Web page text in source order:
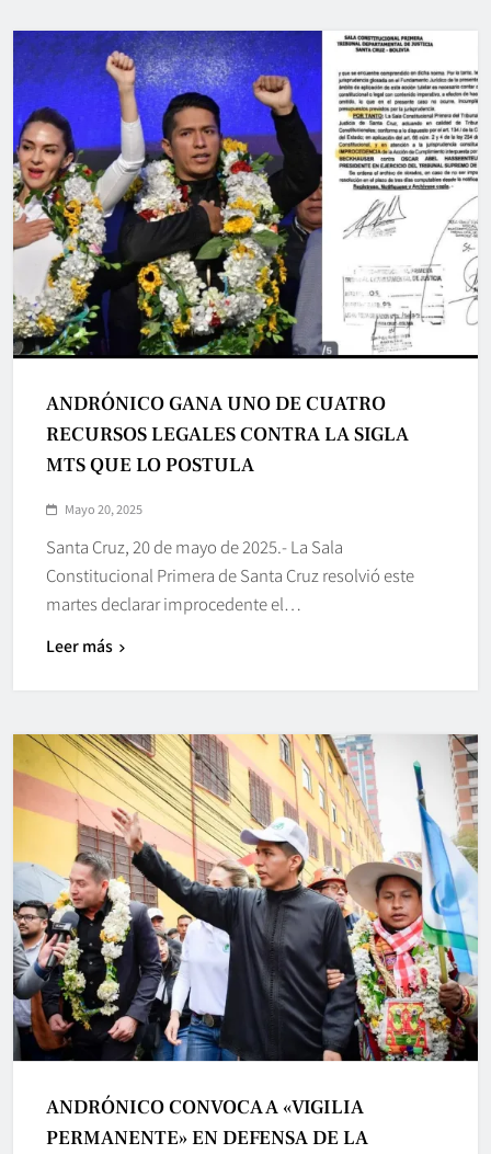
ANDRÓNICO GANA UNO DE CUATRO
RECURSOS LEGALES CONTRA LA SIGLA
MTS QUE LO POSTULA
Mayo 20, 2025
Santa Cruz, 20 de mayo de 2025.- La Sala
Constitucional Primera de Santa Cruz resolvió este
martes declarar improcedente el…
Leer más
ANDRÓNICO CONVOCA A «VIGILIA
PERMANENTE» EN DEFENSA DE LA